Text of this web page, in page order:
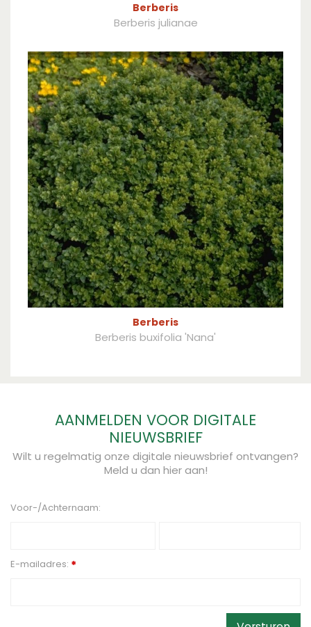
Berberis
Berberis julianae
Berberis
Berberis buxifolia 'Nana'
AANMELDEN VOOR DIGITALE
NIEUWSBRIEF
Wilt u regelmatig onze digitale nieuwsbrief ontvangen?
Meld u dan hier aan!
Voor-/Achternaam:
E-mailadres: *